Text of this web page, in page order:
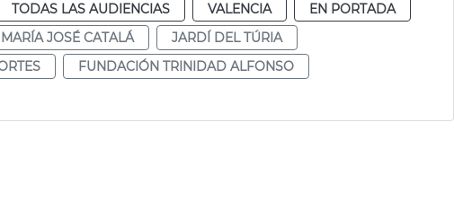
TODAS LAS AUDIENCIAS VALENCIA
EN PORTADA
MARÍA JOSÉ CATALÁ
JARDÍ DEL TÚRIA
FUNDACIÓN TRINIDAD ALFONSO